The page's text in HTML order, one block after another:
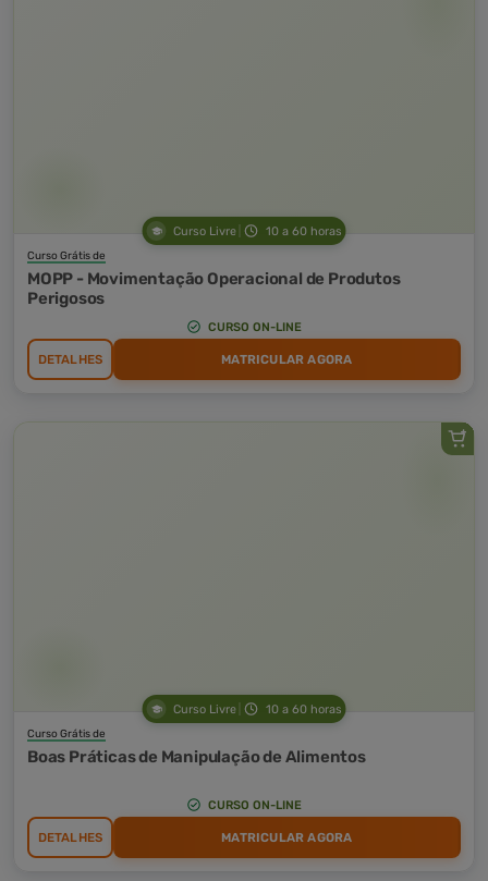
Curso Livre 10 a 60 horas
Curso Grátis de
MOPP - Movimentação Operacional de Produtos
Perigosos
CURSO ON-LINE
DETALHES MATRICULAR AGORA
Curso Livre 10 a 60 horas
Curso Grátis de
Boas Práticas de Manipulação de Alimentos
CURSO ON-LINE
DETALHES MATRICULAR AGORA